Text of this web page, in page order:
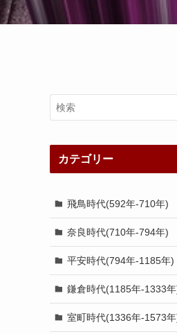
カテゴリー
飛鳥時代(592年-710年)
奈良時代(710年-794年)
平安時代(794年-1185年)
鎌倉時代(1185年-1333
室町時代(1336年-1573